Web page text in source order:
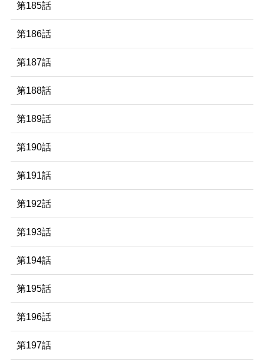
第185話
第186話
第187話
第188話
第189話
第190話
第191話
第192話
第193話
第194話
第195話
第196話
第197話